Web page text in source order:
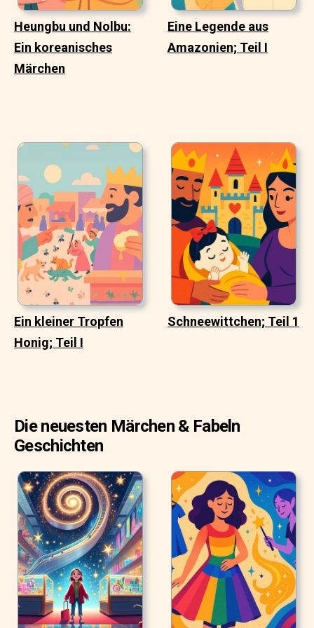
Heungbu und Nolbu:
Ein koreanisches
Märchen
Eine Legende aus
Amazonien; Teil I
Ein kleiner Tropfen
Honig; Teil I
Schneewittchen; Teil 1
Die neuesten Märchen & Fabeln
Geschichten